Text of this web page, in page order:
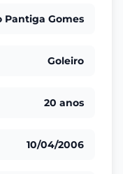
Pantiga Gomes
Goleiro
20 anos
10/04/2006